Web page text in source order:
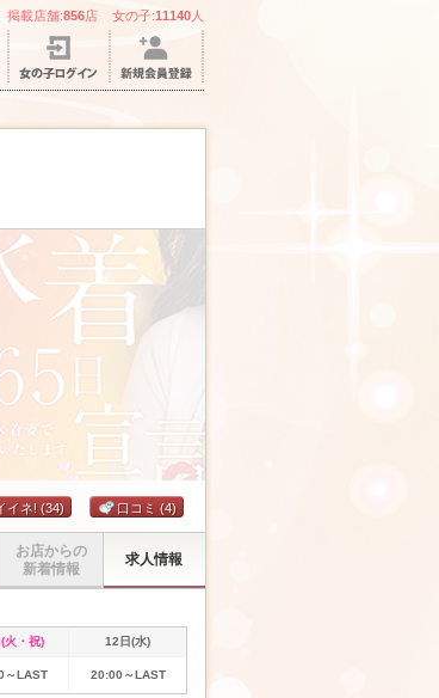
掲載店舗:856店 女の子:11140 人
イネ! (34) 口コミ (4)
お店からの
新着情報
求人情報
火・祝) 12日(水)
～LAST 20:00～LAST